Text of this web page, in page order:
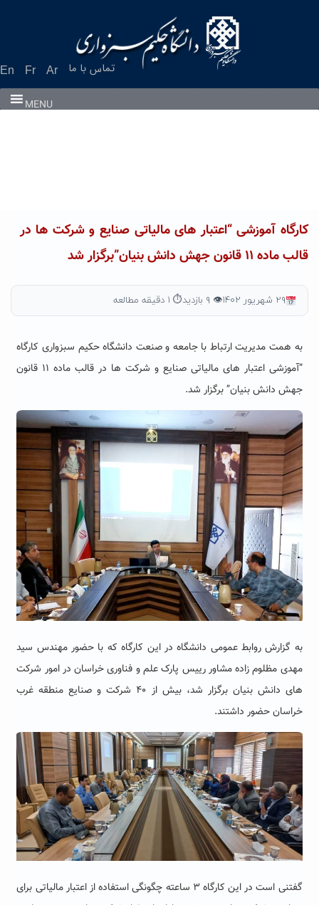
En Fr Ar تماس با ما
MENU
کارگاه آموزشی “اعتبار های مالیاتی صنایع و شرکت ها در
قالب ماده ۱۱ قانون جهش دانش بنیان”برگزار شد
۲۹ شهریور ۱۴۰۲ 👁 ۹ بازدید ⏱ ۱ دقیقه مطالعه
به همت مدیریت ارتباط با جامعه و صنعت دانشگاه حکیم سبزواری کارگاه
“آموزشی اعتبار های مالیاتی صنایع و شرکت ها در قالب ماده ۱۱ قانون
جهش دانش بنیان” برگزار شد.
به گزارش روابط عمومی دانشگاه در این کارگاه که با حضور مهندس سید
مهدی مظلوم زاده مشاور رییس پارک علم و فناوری خراسان در امور شرکت
های دانش بنیان برگزار شد، بیش از ۴۰ شرکت و صنایع منطقه غرب
خراسان حضور داشتند.
گفتنی است در این کارگاه ۳ ساعته چگونگی استفاده از اعتبار مالیاتی برای